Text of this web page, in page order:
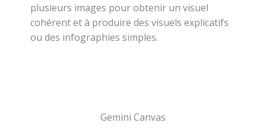
plusieurs images pour obtenir un visuel
cohérent et à produire des visuels explicatifs
ou des infographies simples.
Gemini Canvas